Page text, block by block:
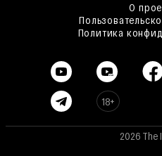
О
Политика
18+
2026 The